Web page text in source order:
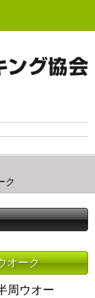
ク
オーク
周ウオー